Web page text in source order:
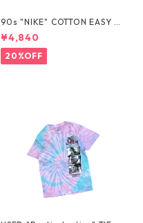
90s "NIKE" COTTON EASY S
HORTS
¥4,840
20%OFF